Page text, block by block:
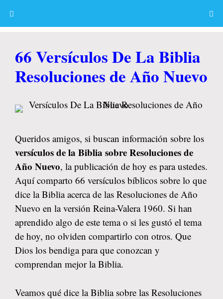
66 Versículos De La Biblia
Resoluciones de Año Nuevo
Queridos amigos, si buscan información sobre los
versículos de la Biblia sobre Resoluciones de
Año Nuevo, la publicación de hoy es para ustedes.
Aquí comparto 66 versículos bíblicos sobre lo que
dice la Biblia acerca de las Resoluciones de Año
Nuevo en la versión Reina-Valera 1960. Si han
aprendido algo de este tema o si les gustó el tema
de hoy, no olviden compartirlo con otros. Que
Dios los bendiga para que conozcan y
comprendan mejor la Biblia.
Veamos qué dice la Biblia sobre las Resoluciones